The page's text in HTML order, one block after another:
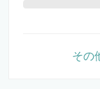
その